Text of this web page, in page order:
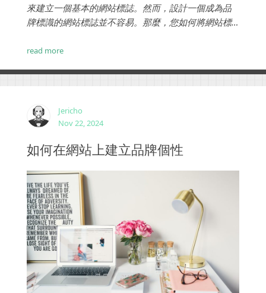
來建立一個基本的網站標誌。然而，設計一個成為品
牌標識的網站標誌並不容易。那麼，您如何將網站標
誌的十個技巧。...
read more
Jericho
Nov 22, 2024
如何在網站上建立品牌個性